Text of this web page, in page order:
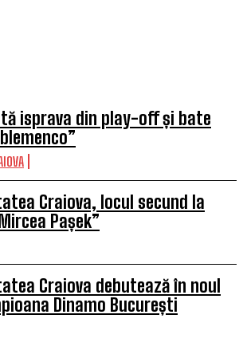
isprava din play-off și bate
Craiova, locul secund la
Pașek”
Craiova debutează în noul
Dinamo București